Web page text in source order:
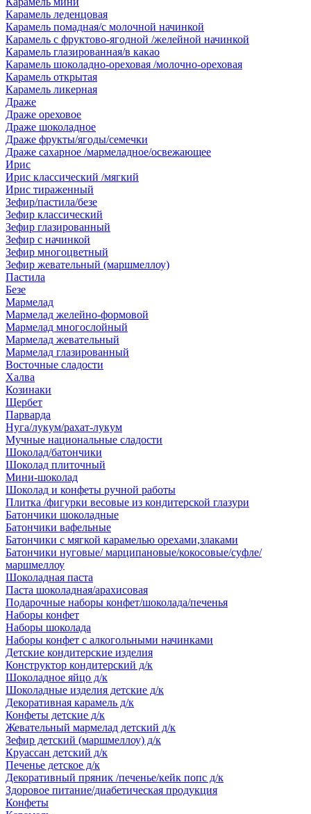
Карамель леденцовая
Карамель помадная/с молочной начинкой
Карамель с фруктово-ягодной /желейной начинкой
Карамель глазированная/в какао
Карамель шоколадно-ореховая /молочно-ореховая
Карамель открытая
Карамель ликерная
Драже
Драже ореховое
Драже шоколадное
Драже фрукты/ягоды/семечки
Драже сахарное /мармеладное/освежающее
Ирис
Ирис классический /мягкий
Ирис тираженный
Зефир/пастила/безе
Зефир классический
Зефир глазированный
Зефир с начинкой
Зефир многоцветный
Зефир жевательный (маршмеллоу)
Пастила
Безе
Мармелад
Мармелад желейно-формовой
Мармелад многослойный
Мармелад жевательный
Мармелад глазированный
Восточные сладости
Халва
Козинаки
Щербет
Парварда
Нуга/лукум/рахат-лукум
Мучные национальные сладости
Шоколад/батончики
Шоколад плиточный
Мини-шоколад
Шоколад и конфеты ручной работы
Плитка /фигурки весовые из кондитерской глазури
Батончики шоколадные
Батончики вафельные
Батончики с мягкой карамелью орехами,злаками
Батончики нуговые/ марципановые/кокосовые/суфле/
маршмеллоу
Шоколадная паста
Паста шоколадная/арахисовая
Подарочные наборы конфет/шоколада/печенья
Наборы конфет
Наборы шоколада
Наборы конфет с алкогольными начинками
Детские кондитерские изделия
Конструктор кондитерский д/к
Шоколадное яйцо д/к
Шоколадные изделия детские д/к
Декоративная карамель д/к
Конфеты детские д/к
Жевательный мармелад детский д/к
Зефир детский (маршмеллоу) д/к
Круассан детский д/к
Печенье детское д/к
Декоративный пряник /печенье/кейк попс д/к
Здоровое питание/диабетическая продукция
Конфеты